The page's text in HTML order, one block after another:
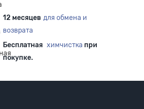
12 месяцев для обмена и
возврата
Бесплатная химчистка при
покупке.